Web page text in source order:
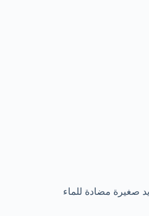
صغيرة مضادة للماء